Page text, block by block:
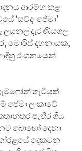
ආරම්භ කළ
‘සව්දං ජේමා’
ලයනල් දැරණියගල
මොරිස් දහනායක,
රංගනයෙන්
තැටියත්
ජෙමා ලංකාවේ
පැතිර ගිය
බොහෝ දෙනා
දෙකටන